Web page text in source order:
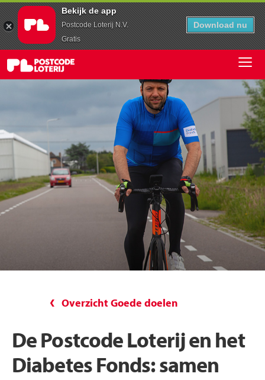
Bekijk de app
Postcode Loterij N.V.
Gratis
Download nu
Overzicht Goede doelen
De Postcode Loterij en het
Diabetes Fonds: samen